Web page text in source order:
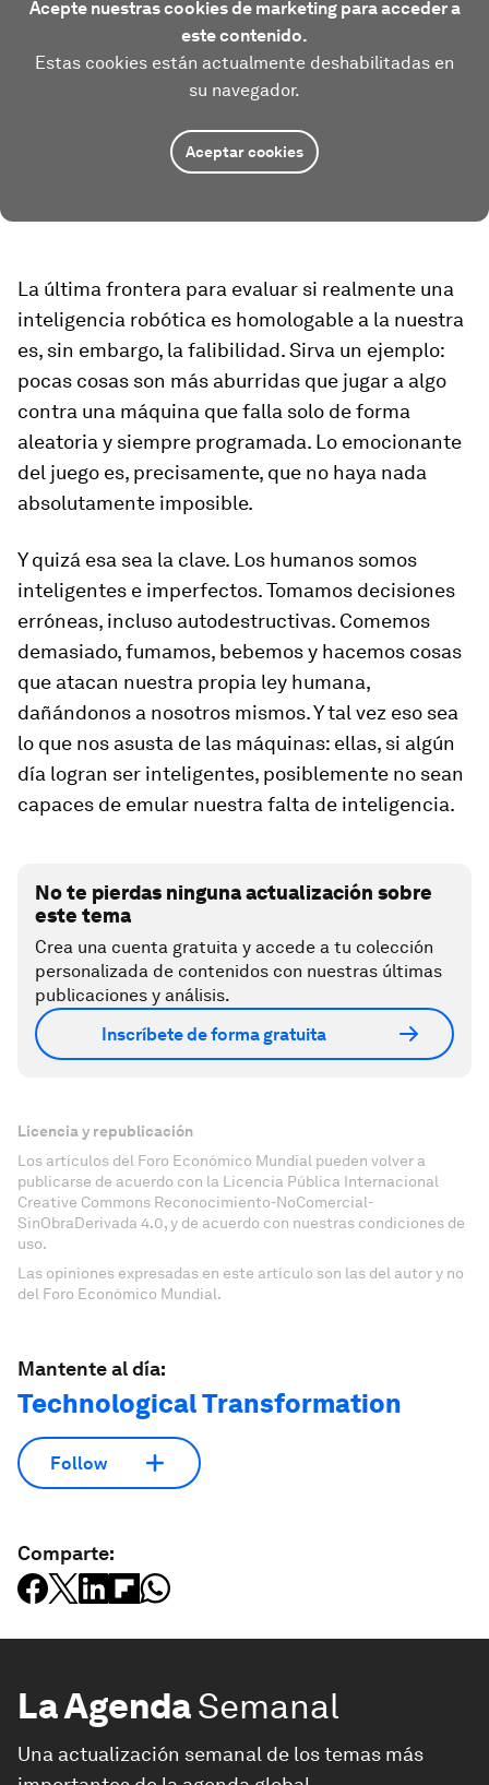
Acepte nuestras cookies de marketing para acceder a
este contenido.
Estas cookies están actualmente deshabilitadas en
su navegador.
Aceptar cookies
La última frontera para evaluar si realmente una
inteligencia robótica es homologable a la nuestra
es, sin embargo, la falibilidad. Sirva un ejemplo:
pocas cosas son más aburridas que jugar a algo
contra una máquina que falla solo de forma
aleatoria y siempre programada. Lo emocionante
del juego es, precisamente, que no haya nada
absolutamente imposible.
Y quizá esa sea la clave. Los humanos somos
inteligentes e imperfectos. Tomamos decisiones
erróneas, incluso autodestructivas. Comemos
demasiado, fumamos, bebemos y hacemos cosas
que atacan nuestra propia ley humana,
dañándonos a nosotros mismos. Y tal vez eso sea
lo que nos asusta de las máquinas: ellas, si algún
día logran ser inteligentes, posiblemente no sean
capaces de emular nuestra falta de inteligencia.
No te pierdas ninguna actualización sobre
este tema
Crea una cuenta gratuita y accede a tu colección
personalizada de contenidos con nuestras últimas
publicaciones y análisis.
Inscríbete de forma gratuita
Licencia y republicación
Los artículos del Foro Económico Mundial pueden volver a
publicarse de acuerdo con la Licencia Pública Internacional
Creative Commons Reconocimiento-NoComercial-
SinObraDerivada 4.0, y de acuerdo con nuestras condiciones de
uso.
Las opiniones expresadas en este artículo son las del autor y no
del Foro Económico Mundial.
Mantente al día:
Technological Transformation
Follow
Comparte:
La AgendaSemanal
Una actualización semanal de los temas más